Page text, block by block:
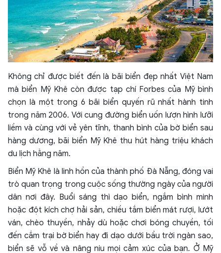
Không chỉ được biết đến là bãi biển đẹp nhất Việt Nam
mà biển Mỹ Khê còn được tạp chí Forbes của Mỹ bình
chọn là một trong 6 bãi biển quyến rũ nhất hành tinh
trong năm 2006. Với cung đường biển uốn lượn hình lưỡi
liềm và cùng với vẻ yên tĩnh, thanh bình của bờ biển sau
hàng dương, bãi biển Mỹ Khê thu hút hàng triệu khách
du lịch hằng năm.
Biển Mỹ Khê là linh hồn của thành phố Đà Nẵng, đóng vai
trò quan trọng trong cuộc sống thường ngày của người
dân nơi đây. Buổi sáng thì dạo biển, ngắm bình minh
hoặc đột kích chợ hải sản, chiều tắm biển mát rượi, lướt
ván, chèo thuyền, nhảy dù hoặc chơi bóng chuyền, tối
đến cắm trại bờ biển hay đi dạo dưới bầu trời ngàn sao,
biển sẽ vỗ về và nâng niu mọi cảm xúc của bạn. Ở Mỹ